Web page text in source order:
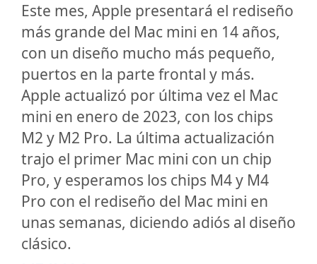
Este mes, Apple presentará el rediseño
más grande del Mac mini en 14 años,
con un diseño mucho más pequeño,
puertos en la parte frontal y más.
Apple actualizó por última vez el Mac
mini en enero de 2023, con los chips
M2 y M2 Pro. La última actualización
trajo el primer Mac mini con un chip
Pro, y esperamos los chips M4 y M4
Pro con el rediseño del Mac mini en
unas semanas, diciendo adiós al diseño
clásico.